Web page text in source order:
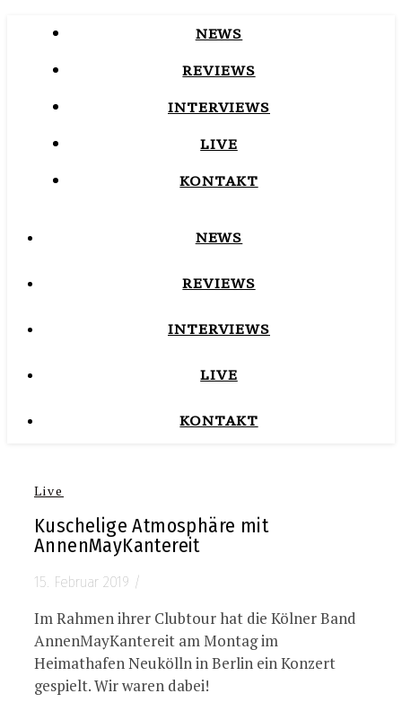
NEWS
REVIEWS
INTERVIEWS
LIVE
KONTAKT
NEWS
REVIEWS
INTERVIEWS
LIVE
KONTAKT
Live
Kuschelige Atmosphäre mit
AnnenMayKantereit
15. Februar 2019 /
Im Rahmen ihrer Clubtour hat die Kölner Band
AnnenMayKantereit am Montag im
Heimathafen Neukölln in Berlin ein Konzert
gespielt. Wir waren dabei!